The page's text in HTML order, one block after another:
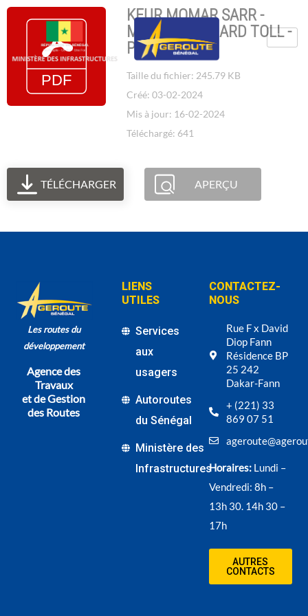
KEUR MOMAR SARR -
MBANE - RICHARD TOLL -
PDZAM
Taille du fichier: 245.79 KB
Créé: 03-02-2024
Mis à jour: 16-02-2024
Téléchargé: 641
TÉLÉCHARGER APERÇU
Les routes du
développement
Agence des
Travaux
et de Gestion
des Routes
LIENS
UTILES
Services
aux
usagers
Autoroutes
du Sénégal
Ministère des
Infrastructures
CONTACTEZ-
NOUS
Rue F x David
Diop Fann
Résidence BP
25 242
Dakar-Fann
+ (221) 33
869 07 51
Horaires:Lundi –
Vendredi: 8h –
13h 30. 14h 30 –
17h
AUTRES
CONTACTS